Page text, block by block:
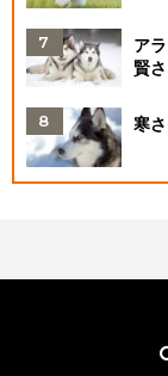
ア
賢
寒